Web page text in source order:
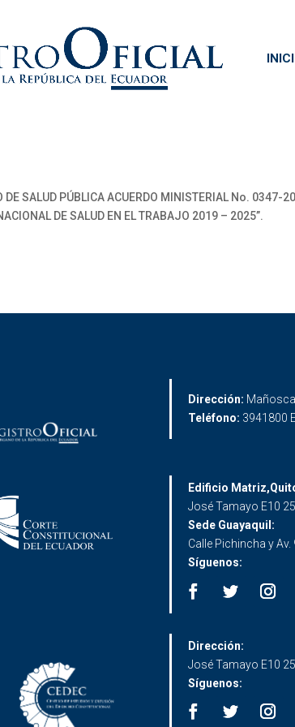
DE SALUD PÚBLICA ACUERDO MINISTERIAL No. 0347-
DE SALUD EN EL TRABAJO 2019 – 2025”.
Dirección:
Teléfono: 3941800
Edificio
José Tamayo E10
Sede Guayaquil:
Calle Pichincha y
Síguenos:
Dirección:
José Tamayo E10
Síguenos: